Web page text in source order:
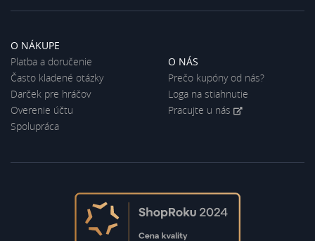
O NÁKUPE
Platba a doručenie
Často kladené otázky
Darček pre hráčov
Overenie účtu
Spolupráca
O NÁS
Prečo kupóny od nás?
Loga na stiahnutie
Pracujte u nás